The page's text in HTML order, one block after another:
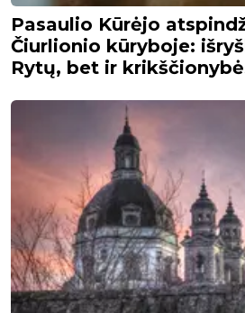
Pasaulio Kūrėjo
Čiurlionio kūryboje:
Rytų, bet ir